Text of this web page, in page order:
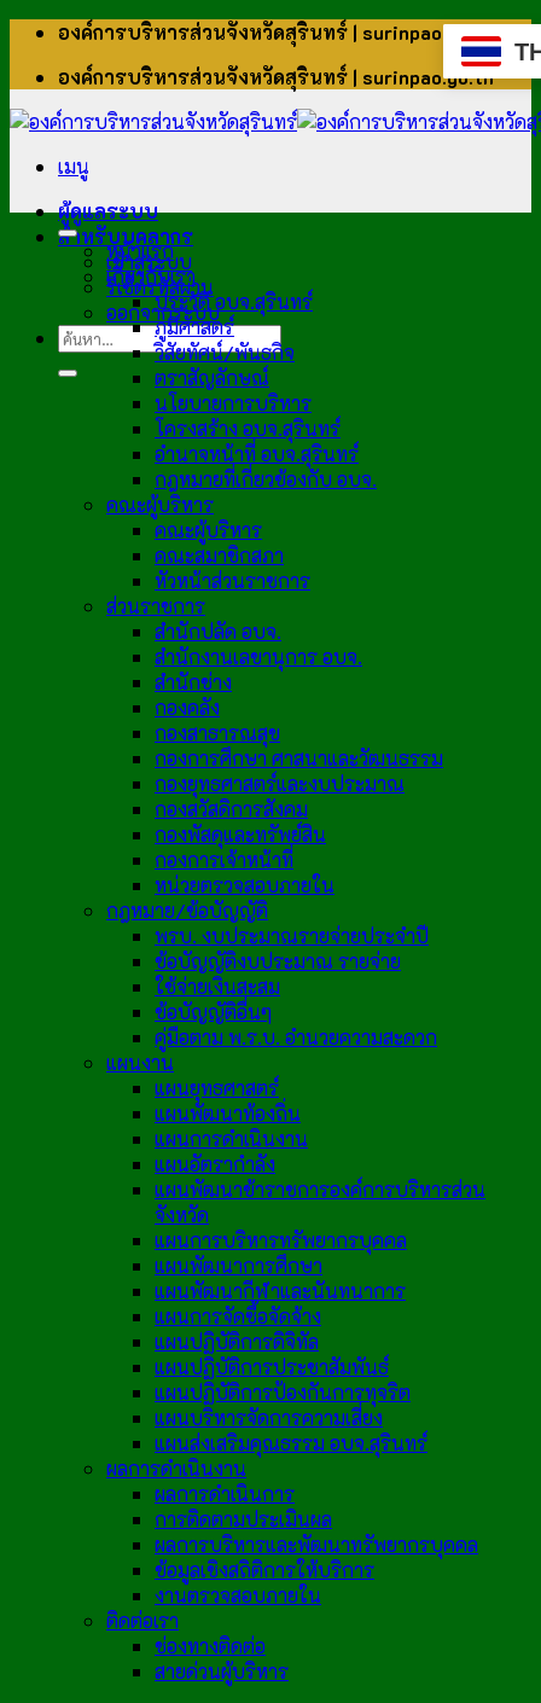
ข้าม
เนื้อหา
องค์การบริหารส่วนจังหวัดสุรินทร์ | surinpao.go.th
องค์การบริหารส่วนจังหวัดสุรินทร์ | surinpao.go.th
เมนู
ผู้ดูแลระบบ
สำหรับบุคลากร
เข้าสู่ระบบ
รีเซ็ตรหัสผ่าน
ออกจากระบบ
หน้าแรก
เกี่ยวกับเรา
ประวัติ อบจ.สุรินทร์
ภูมิศาสตร์
วิสัยทัศน์/พันธกิจ
ตราสัญลักษณ์
นโยบายการบริหาร
โครงสร้าง อบจ.สุรินทร์
อำนาจหน้าที่ อบจ.สุรินทร์
กฎหมายที่เกี่ยวข้องกับ อบจ.
คณะผู้บริหาร
คณะผู้บริหาร
คณะสมาชิกสภา
หัวหน้าส่วนราชการ
ส่วนราชการ
สำนักปลัด อบจ.
สำนักงานเลขานุการ อบจ.
สำนักช่าง
กองคลัง
กองสาธารณสุข
กองการศึกษา ศาสนาและวัฒนธรรม
กองยุทธศาสตร์และงบประมาณ
กองสวัสดิการสังคม
กองพัสดุและทรัพย์สิน
กองการเจ้าหน้าที่
หน่วยตรวจสอบภายใน
กฎหมาย/ข้อบัญญัติ
พรบ. งบประมาณรายจ่ายประจำปี
ข้อบัญญัติงบประมาณ รายจ่าย
ใช้จ่ายเงินสะสม
ข้อบัญญัติอื่นๆ
คู่มือตาม พ.ร.บ. อำนวยความสะดวก
แผนงาน
แผนยุทธศาสตร์
แผนพัฒนาท้องถิ่น
แผนการดำเนินงาน
แผนอัตรากำลัง
แผนพัฒนาข้าราชการองค์การบริหารส่วน
จังหวัด
แผนการบริหารทรัพยากรบุคคล
แผนพัฒนาการศึกษา
แผนพัฒนากีฬาและนันทนาการ
แผนการจัดซื้อจัดจ้าง
แผนปฏิบัติการดิจิทัล
แผนปฏิบัติการประชาสัมพันธ์
แผนปฏิบัติการป้องกันการทุจริต
แผนบริหารจัดการความเสี่ยง
แผนส่งเสริมคุณธรรม อบจ.สุรินทร์
ผลการดำเนินงาน
ผลการดำเนินการ
การติดตามประเมินผล
ผลการบริหารและพัฒนาทรัพยากรบุคคล
ข้อมูลเชิงสถิติการให้บริการ
งานตรวจสอบภายใน
ติดต่อเรา
ช่องทางติดต่อ
สายด่วนผู้บริหาร